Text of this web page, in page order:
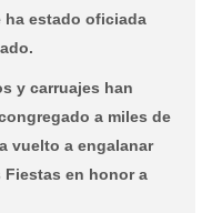
ha estado oficiada
y carruajes han
a miles de
vuelto a engalanar
Fiestas en honor a